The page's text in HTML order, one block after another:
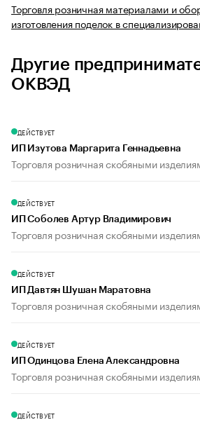
Торговля розничная материалами и
изготовления поделок в
Другие
ОКВЭД
ДЕЙСТВУЕТ
ИП Изутова Маргарита Геннадьевна
Торговля розничная скобяными
ДЕЙСТВУЕТ
ИП Соболев Артур Владимирович
Торговля розничная скобяными
ДЕЙСТВУЕТ
ИП Давтян Шушан Маратовна
Торговля розничная скобяными
ДЕЙСТВУЕТ
ИП Одинцова Елена Александровна
Торговля розничная скобяными
ДЕЙСТВУЕТ